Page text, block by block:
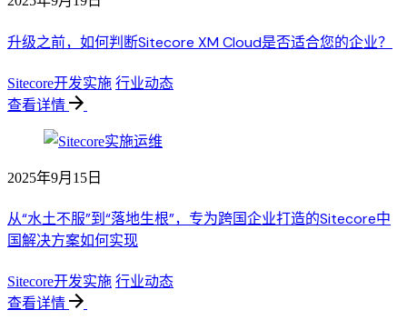
升级之前，如何判断Sitecore XM Cloud是否适合您的企业？
Sitecore开发实施 行业动态
查看详情
2025年9月15日
从“水土不服”到“落地生根”，专为跨国企业打造的Sitecore中
国解决方案如何实现
Sitecore开发实施 行业动态
查看详情